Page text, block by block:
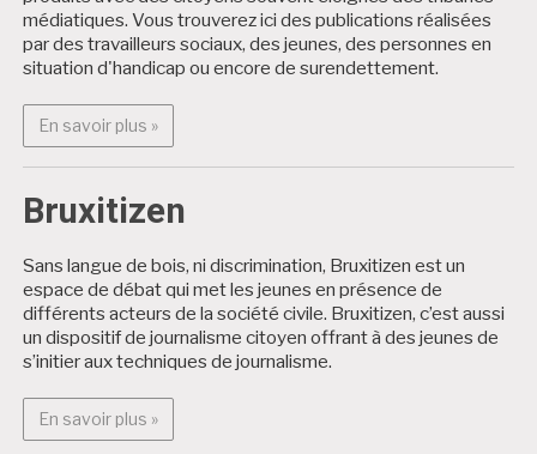
médiatiques. Vous trouverez ici des publications réalisées
par des travailleurs sociaux, des jeunes, des personnes en
situation d'handicap ou encore de surendettement.
En savoir plus »En savoir plus : Projets citoyens
Bruxitizen
Sans langue de bois, ni discrimination, Bruxitizen est un
espace de débat qui met les jeunes en présence de
différents acteurs de la société civile. Bruxitizen, c’est aussi
un dispositif de journalisme citoyen offrant à des jeunes de
s’initier aux techniques de journalisme.
En savoir plus »En savoir plus : Bruxitizen